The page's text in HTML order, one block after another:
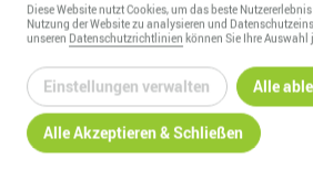
PROJEKTLAUFZEIT
02.03.2009 – 27.06.2010
DieseWebsitenutzt Cookies, um das beste
Nutzung derWebsitezu analysieren und
unseren Datenschutzrichtlinien können Sie Ihre Auswahl
Einstellungen verwalten Alle
Alle Akzeptieren & Schließen